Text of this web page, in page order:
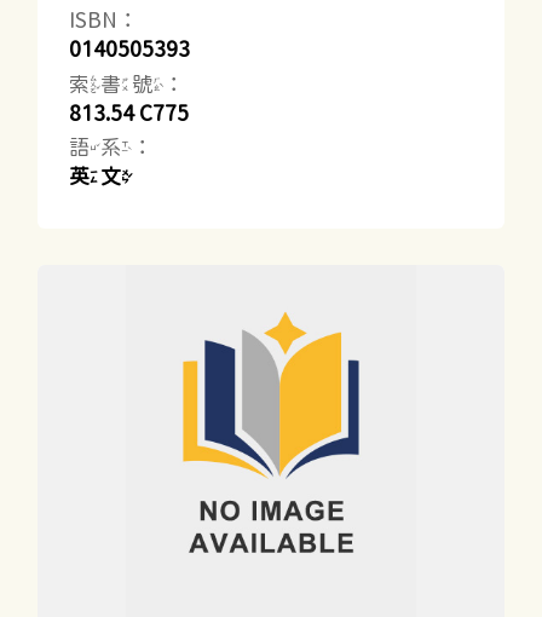
ISBN：
0140505393
索書號：
813.54 C775
語系：
英文